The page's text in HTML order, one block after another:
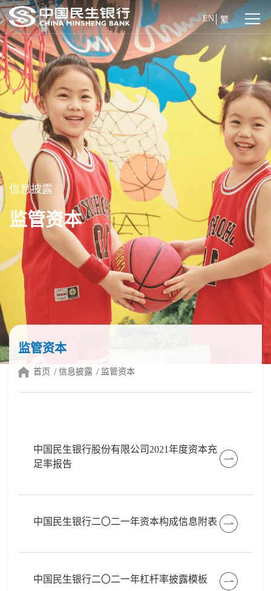
EN 繁
信息披露
监管资本
监管资本
首页 信息披露 监管资本
中国民生银行股份有限公司2021年度资本充
足率报告
中国民生银行二〇二一年资本构成信息附表
中国民生银行二〇二一年杠杆率披露模板